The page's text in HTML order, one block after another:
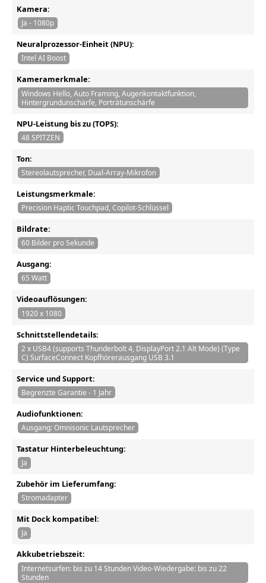
Kamera:
Ja - 1080p
Neuralprozessor-Einheit (NPU):
Intel AI Boost
Kameramerkmale:
Windows Hello, Auto Framing, Augenkontaktfunktion,
Hintergrundunschärfe, Porträtunschärfe
NPU-Leistung bis zu (TOPS):
48 SPITZEN
Ton:
Stereolautsprecher, Dual-Array-Mikrofon
Leistungsmerkmale:
Precision Haptic Touchpad, Copilot-Schlüssel
Bildrate:
60 Bilder pro Sekunde
Ausgang:
65 Watt
Videoauflösungen:
1920 x 1080
Schnittstellendetails:
2 x USB4 (supports Thunderbolt 4, DisplayPort 2.1 Alt Mode) (Type
C) SurfaceConnect Kopfhörerausgang USB 3.1
Service und Support:
Begrenzte Garantie - 1 Jahr
Audiofunktionen:
Ausgang: Omnisonic Lautsprecher
Tastatur Hinterbeleuchtung:
Ja
Zubehör im Lieferumfang:
Stromadapter
Mit Dock kompatibel:
Ja
Akkubetriebszeit:
Internetsurfen: bis zu 14 Stunden Video-Wiedergabe: bis zu 22
Stunden